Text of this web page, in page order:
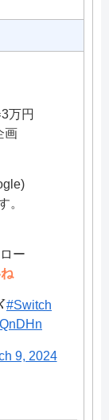
万円
画
。
ー
#Switch
9, 2024